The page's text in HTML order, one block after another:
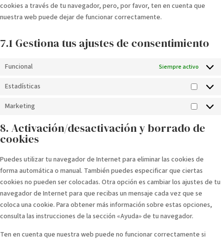
cookies a través de tu navegador, pero, por favor, ten en cuenta que
nuestra web puede dejar de funcionar correctamente.
7.1 Gestiona tus ajustes de consentimiento
Funcional Siempre activo
Estadísticas
Marketing
8. Activación/desactivación y borrado de
cookies
Puedes utilizar tu navegador de Internet para eliminar las cookies de
forma automática o manual. También puedes especificar que ciertas
cookies no pueden ser colocadas. Otra opción es cambiar los ajustes de tu
navegador de Internet para que recibas un mensaje cada vez que se
coloca una cookie. Para obtener más información sobre estas opciones,
consulta las instrucciones de la sección «Ayuda» de tu navegador.
Ten en cuenta que nuestra web puede no funcionar correctamente si